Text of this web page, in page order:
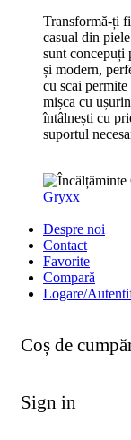
Transformă-ți
casual din
sunt concepuți
și modern,
cu scai
mișca cu
întâlnești cu
suportul
Gryxx
Despre noi
Contact
Favorite
Compară
Logare/
Coș de
Sign in